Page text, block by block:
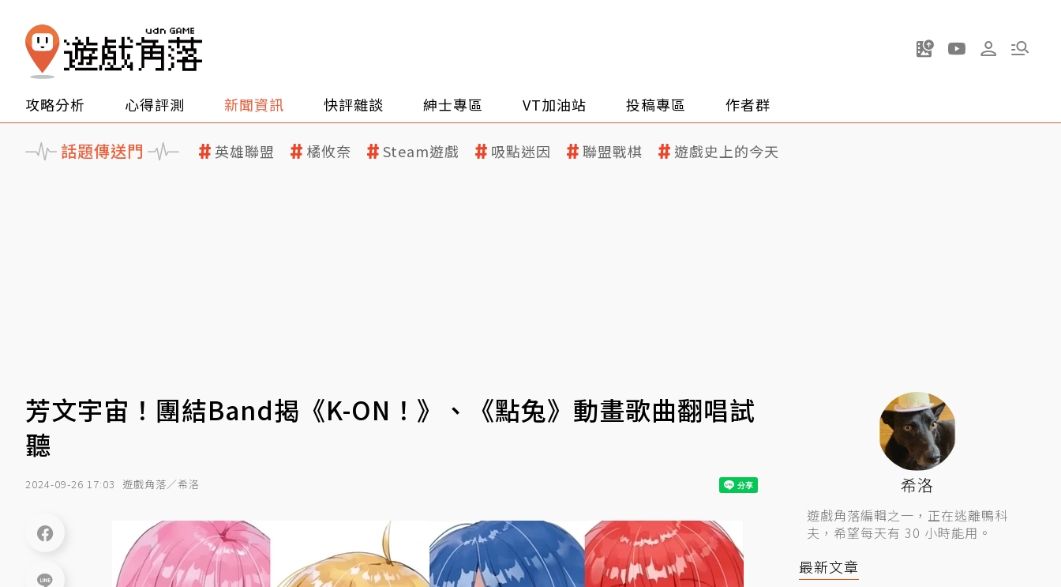
攻略分析 心得評測 新聞資訊 快評雜談 紳士專區 VT加油站 投稿專區 作者群
話題傳送門 英雄聯盟 橘攸奈 Steam遊戲 吸點迷因 聯盟戰棋 遊戲史上的今天
芳文宇宙！團結Band揭《K-ON！》、《點兔》動畫歌曲翻唱試
聽
2024-09-26 17:03 遊戲角落／希洛 希洛
遊戲角落編輯之一，正在逃離鴨科
夫，希望每天有 30 小時能用。
最新文章